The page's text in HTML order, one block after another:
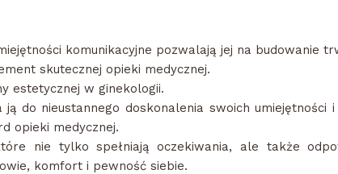
komunikacyjne pozwalają jej na budowanie
skutecznej opieki medycznej.
estetycznej w ginekologii.
do nieustannego doskonalenia swoich umiejętności
opieki medycznej.
nie tylko spełniają oczekiwania, ale także
komfort i pewność siebie.